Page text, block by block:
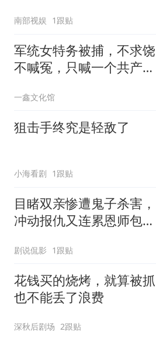
南部视娱 1跟贴
军统女特务被捕，不求饶
不喊冤，只喊一个共产党
一鑫文化馆
狙击手终究是轻敌了
小海看剧 1跟贴
目睹双亲惨遭鬼子杀害，
冲动报仇又连累恩师包疙
剧说侃影 1跟贴
花钱买的烧烤，就算被抓
也不能丢了浪费
深秋后剧场 2跟贴